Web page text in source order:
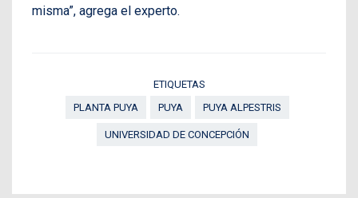
misma”, agrega el experto.
ETIQUETAS
PLANTA PUYA
PUYA PUYA ALPESTRIS
UNIVERSIDAD DE CONCEPCIÓN